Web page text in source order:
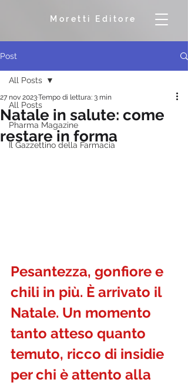
Moretti Editore
Post
All Posts
Pharma Magazine
Il Gazzettino della Farmacia
All Posts
Natale in salute: come
restare in forma
27 nov 2023Tempo di lettura: 3 min
Pesantezza, gonfiore e
chili in più. È arrivato il
Natale. Un momento
tanto atteso quanto
temuto, ricco di insidie
per chi è attento alla